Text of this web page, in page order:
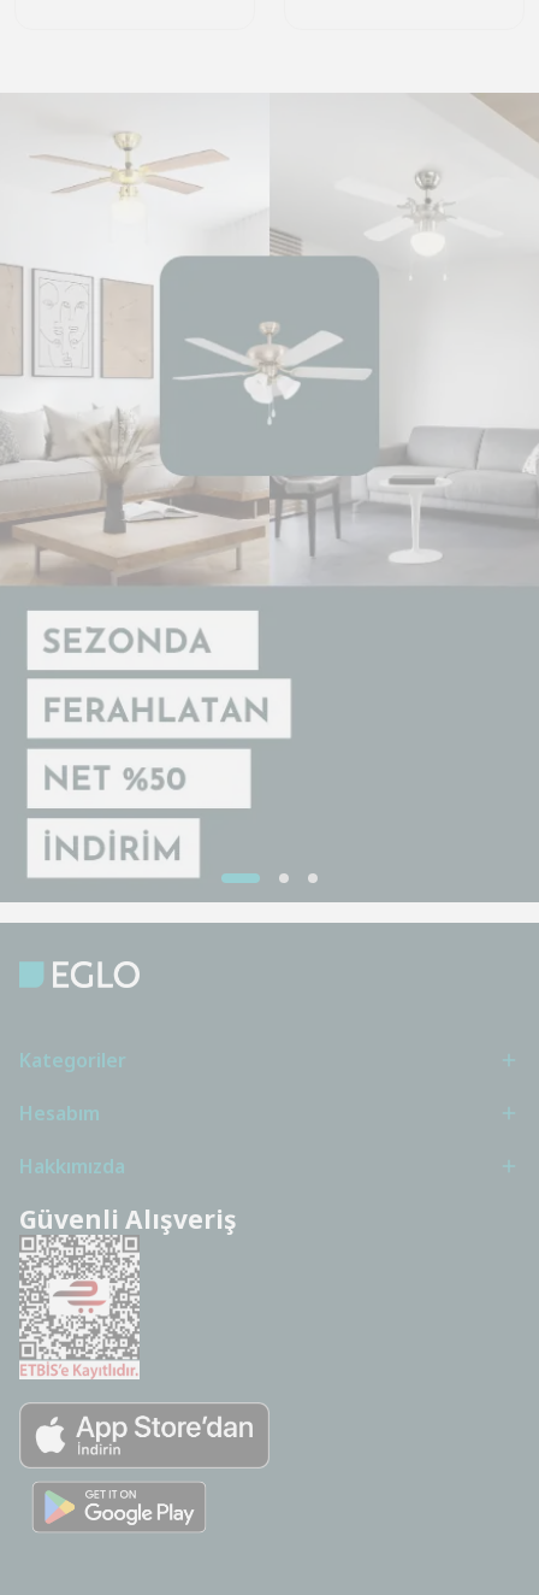
Kategoriler
Hesabım
Hakkımızda
Güvenli Alışveriş